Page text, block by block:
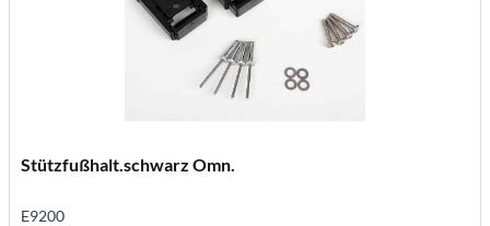
Stützfußhalt.schwarz Omn.
E9200